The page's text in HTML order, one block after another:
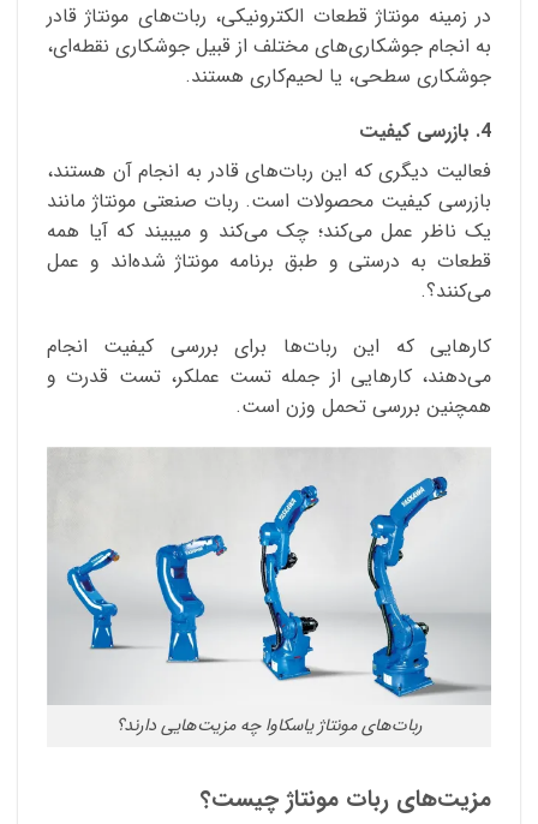
در زمینه مونتاژ قطعات الکترونیکی، ربات‌های مونتاژ قادر
به انجام جوشکاری‌های مختلف از قبیل جوشکاری‌ نقطه‌ای،
جوشکاری سطحی، یا لحیم‌کاری هستند.
4. بازرسی کیفیت
فعالیت دیگری که این ربات‌های قادر به انجام آن هستند،
بازرسی کیفیت محصولات است. ربات صنعتی مونتاژ مانند
یک ناظر عمل می‌‌کند؛ چک می‌کند و میبیند که آیا همه
قطعات به درستی و طبق برنامه مونتاژ شده‌اند و عمل
می‌کنند؟.
کارهایی که این ربات‌ها برای بررسی کیفیت انجام
می‌دهند، کارهایی از جمله تست عملکر، تست قدرت و
همچنین بررسی تحمل وزن است.
ربات‌‌های مونتاژ یاسکاوا چه مزیت‌هایی دارند؟
مزیت‌های ربات مونتاژ چیست؟